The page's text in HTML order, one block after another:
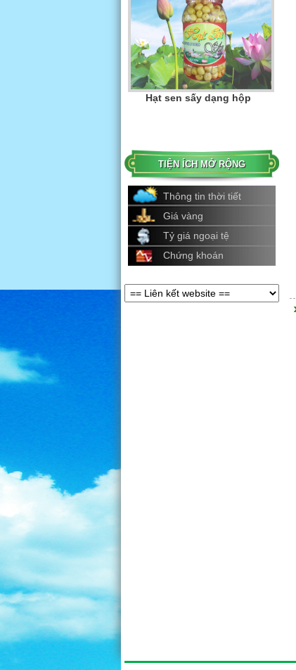
Hạt sen sấy
Hạt sen sấy
TIỆN ÍCH MỞ RỘNG
Thông tin thời tiết
Giá vàng
Tỷ giá ngoại tệ
Chứng khoán